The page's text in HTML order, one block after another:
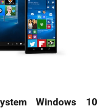
Windows 10